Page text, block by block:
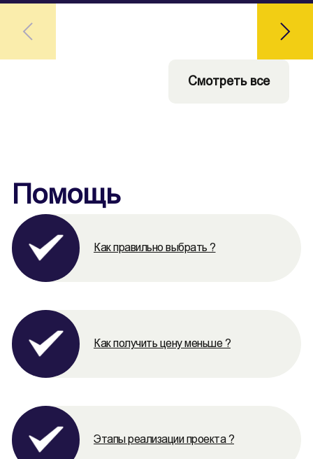
Смотреть все
Помощь
Как правильно выбрать ?
Как получить цену меньше ?
Этапы реализации проекта ?